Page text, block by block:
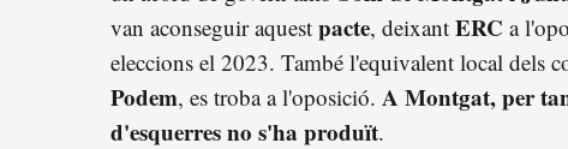
van aconseguir aquest pacte, deixant ERC a
eleccions el 2023. També l'equivalent local dels
Podem, es troba a l'oposició. A Montgat, per
d'esquerres no s'ha produït.